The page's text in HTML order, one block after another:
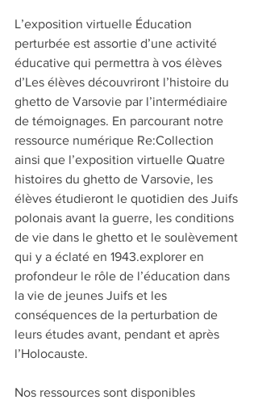
L’exposition virtuelle Éducation
perturbée est assortie d’une activité
éducative qui permettra à vos élèves
d’Les élèves découvriront l’histoire du
ghetto de Varsovie par l’intermédiaire
de témoignages. En parcourant notre
ressource numérique Re:Collection
ainsi que l’exposition virtuelle Quatre
histoires du ghetto de Varsovie, les
élèves étudieront le quotidien des Juifs
polonais avant la guerre, les conditions
de vie dans le ghetto et le soulèvement
qui y a éclaté en 1943.explorer en
profondeur le rôle de l’éducation dans
la vie de jeunes Juifs et les
conséquences de la perturbation de
leurs études avant, pendant et après
l’Holocauste.
Nos ressources sont disponibles